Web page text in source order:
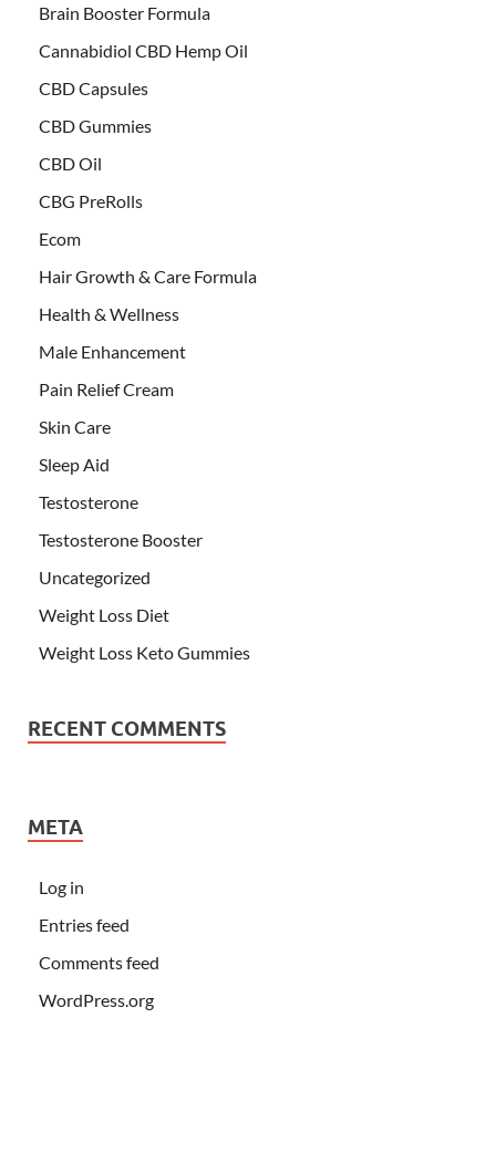
Brain Booster Formula
Cannabidiol CBD Hemp Oil
CBD Capsules
CBD Gummies
CBD Oil
CBG PreRolls
Ecom
Hair Growth & Care Formula
Health & Wellness
Male Enhancement
Pain Relief Cream
Skin Care
Sleep Aid
Testosterone
Testosterone Booster
Uncategorized
Weight Loss Diet
Weight Loss Keto Gummies
RECENT COMMENTS
META
Log in
Entries feed
Comments feed
WordPress.org